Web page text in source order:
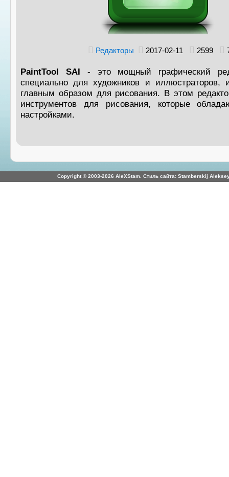
Редакторы 2017-02-11 2599
PaintTool SAI - это мощный графический
специально для художников и иллюстраторов,
главным образом для рисования. В этом
инструментов для рисования, которые
настройками.
Copyright © 2003-2026 AleXStam. Стиль сайта: Stamberskij